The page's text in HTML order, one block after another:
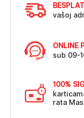
vašoj
ONLINE
sub 09-
100%
rata